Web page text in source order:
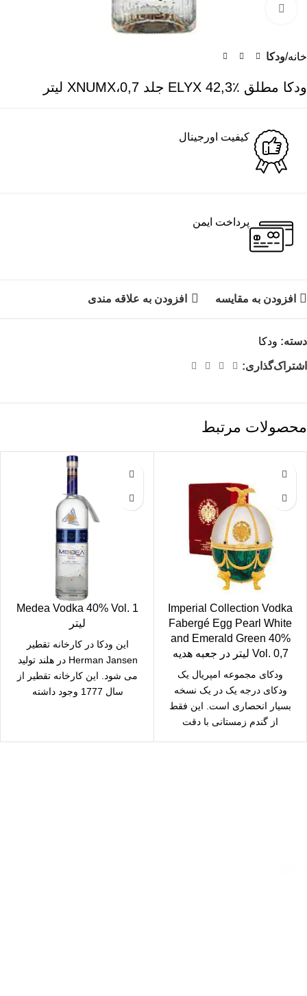
برای بزرگنمایی کلیک کنید
خانه ودکا
ودکا مطلق ELYX 42,3٪ جلد 0,7،XNUMX لیتر
کیفیت اورجینال
پرداخت ایمن
افزودن به مقایسه افزودن به علاقه مندی
دسته: ودکا
اشتراک‌گذاری:
محصولات مرتبط
Imperial Collection Vodka
Fabergé Egg Pearl White
and Emerald Green 40%
Vol. 0,7 لیتر در جعبه هدیه
ودکای مجموعه امپریال یک
ودکای درجه یک در یک نسخه
بسیار انحصاری است. این فقط
از گندم زمستانی با دقت
Medea Vodka 40% Vol. 1
لیتر
این ودکا در کارخانه تقطیر
Herman Jansen در هلند تولید
می شود. این کارخانه تقطیر از
سال 1777 وجود داشته